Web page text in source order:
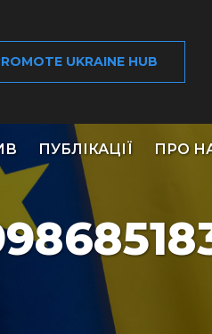
UKRAINE HUB
ПУБЛІКАЦІЇ ПРО